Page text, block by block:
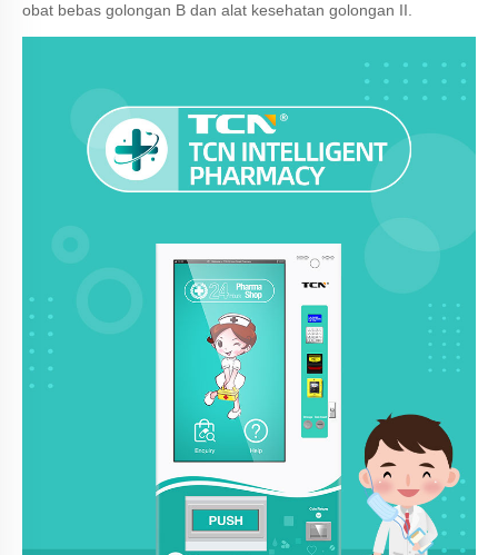
obat bebas golongan B dan alat kesehatan golongan II.